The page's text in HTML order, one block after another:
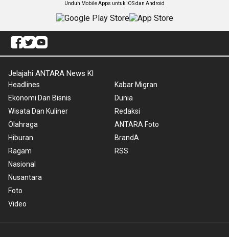
Unduh Mobile Apps untuk iOS dan Android
Jelajahi ANTARA News Kl
Headlines
Ekonomi Dan Bisnis
Wisata Dan Kuliner
Olahraga
Hiburan
Ragam
Nasional
Nusantara
Foto
Video
Kabar Migran
Dunia
Redaksi
ANTARA Foto
BrandA
RSS